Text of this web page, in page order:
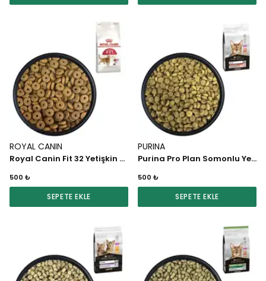
ROYAL CANIN
Royal Canin Fit 32 Yetişkin Kedi Maması 1 KG
500 ₺
SEPETE EKLE
PURINA
Purina Pro Plan Somonlu Yetişkin Kedi Maması 1 KG
500 ₺
SEPETE EKLE